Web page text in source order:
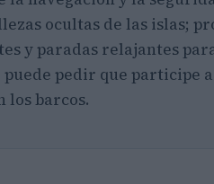
ocultas de las islas;
y paradas relajantes
puede pedir que participe
los barcos.